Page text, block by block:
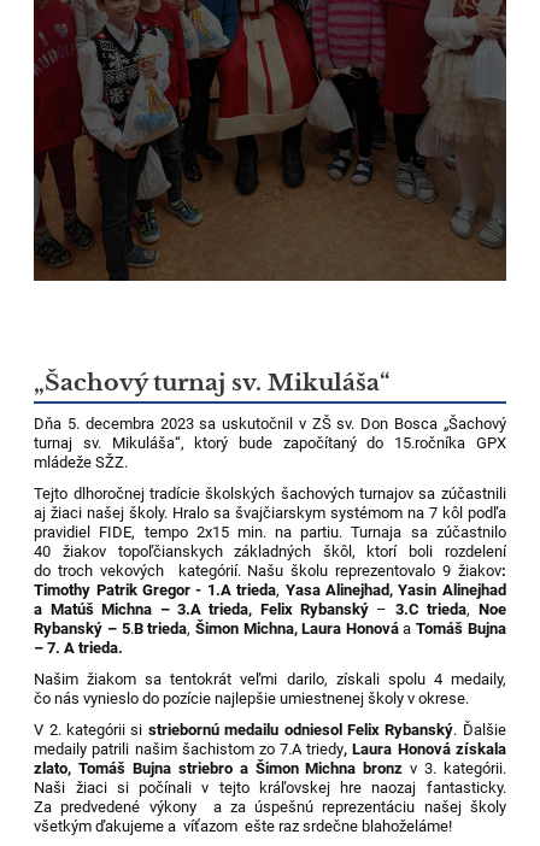
„Šachový turnaj sv. Mikuláša“
Dňa 5. decembra 2023 sa uskutočnil v ZŠ sv. Don Bosca „Šachový
turnaj sv. Mikuláša“, ktorý bude započítaný do 15.ročníka GPX
mládeže SŽZ.
Tejto dlhoročnej tradície školských šachových turnajov sa zúčastnili
aj žiaci našej školy. Hralo sa švajčiarskym systémom na 7 kôl podľa
pravidiel FIDE, tempo 2x15 min. na partiu. Turnaja sa zúčastnilo
40 žiakov topoľčianskych základných škôl, ktorí boli rozdelení
do troch vekových kategórií. Našu školu reprezentovalo 9 žiakov:
Timothy Patrik Gregor - 1.A trieda, Yasa Alinejhad, Yasin Alinejhad
a Matúš Michna – 3.A trieda, Felix Rybanský – 3.C trieda, Noe
Rybanský – 5.B trieda, Šimon Michna, Laura HonováaTomáš Bujna
– 7. A trieda.
Našim žiakom sa tentokrát veľmi darilo, získali spolu 4 medaily,
čo nás vynieslo do pozície najlepšie umiestnenej školy v okrese.
V 2. kategórii si striebornú medailu odniesol Felix Rybanský. Ďalšie
medaily patrili našim šachistom zo 7.A triedy, Laura Honová získala
zlato, Tomáš Bujna striebro a Šimon Michna bronz v 3. kategórii.
Naši žiaci si počínali v tejto kráľovskej hre naozaj fantasticky.
Za predvedené výkony a za úspešnú reprezentáciu našej školy
všetkým ďakujeme a víťazom ešte raz srdečne blahoželáme!